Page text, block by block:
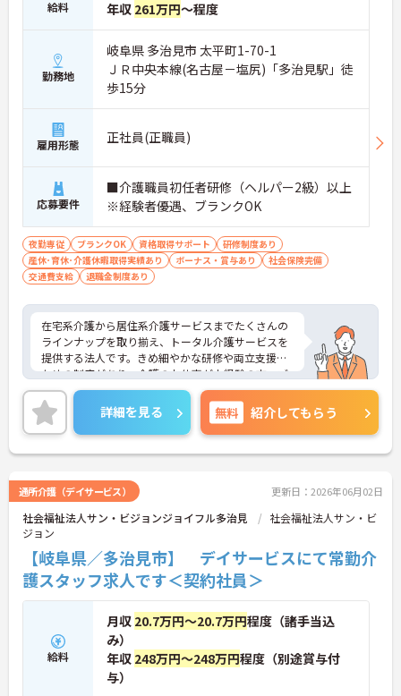
給料
年収 261万円～程度
勤務地
岐阜県 多治見市 太平町1-70-1
ＪＲ中央本線(名古屋－塩尻)「多治見駅」徒
歩15分
雇用形態 正社員(正職員)
応募要件
■介護職員初任者研修（ヘルパー2級）以上
※経験者優遇、ブランクOK
夜勤専従 ブランクOK 資格取得サポート
研修制度あり
産休･育休･介護休暇取得実績あり
ボーナス・賞与あり
社会保険完備
交通費支給
退職金制度あり
在宅系介護から居住系介護サービスまでたくさんの
ラインナップを取り揃え、トータル介護サービスを
提供する法人です。きめ細やかな研修や両立支援の
ための制度があり、介護のお仕事が未経験の方、ブ
ランクのある方、子育て中の方も安心して働ける環
境があります。ご興味ある方には、面接対策ポイン
トなど、さらに詳細をお話しいたしますのでお気軽
にご相談ください！
詳細を見る 無料 紹介してもらう
通所介護（デイサービス） 更新日：2026年06月02日
社会福祉法人サン・ビジョンジョイフル多治見
社会福祉法人サン・ビ
ジョン
【岐阜県／多治見市】 デイサービスにて常勤介
護スタッフ求人です＜契約社員＞
給料
月収 20.7万円～20.7万円程度（諸手当込
み）
年収 248万円～248万円程度（別途賞与付
与）